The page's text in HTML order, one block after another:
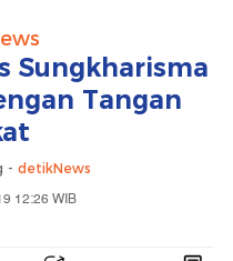
Sungkharisma
Tangan
- detikNews
12:26 WIB